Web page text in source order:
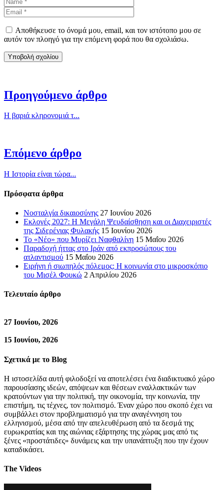
Αποθήκευσε το όνομά μου, email, και τον ιστότοπο μου σε
αυτόν τον πλοηγό για την επόμενη φορά που θα σχολιάσω.
Προηγούμενο άρθρο
Η βαριά κληρονομιά τ...
Επόμενο άρθρο
Η Ιστορία είναι τώρα...
Πρόσφατα άρθρα
Νοσταλγία δικαιοσύνης 27 Ιουνίου 2026
Εκλογές 2027: Η Μεγάλη Ψευδαίσθηση και οι Διαχειριστές
της Σιδερένιας Φυλακής 15 Ιουνίου 2026
Το «Νέο» που Μυρίζει Ναφθαλίνη 15 Μαΐου 2026
Παραδοχή ήττας στο Ιράν από εκπροσώπους του
ατλαντισμού 15 Μαΐου 2026
Ειρήνη ή σιωπηλός πόλεμος; Η κοινωνία στο μικροσκόπιο
του Μισέλ Φουκώ 2 Απριλίου 2026
Τελευταίο άρθρο
27 Ιουνίου, 2026
15 Ιουνίου, 2026
Σχετικά με το Blog
Η ιστοσελίδα αυτή φιλοδοξεί να αποτελέσει ένα διαδικτυακό χώρο
παρουσίασης ιδεών, απόψεων και θέσεων εναλλακτικών των
κρατούντων για την πολιτική, την οικονομία, την κοινωνία, την
επιστήμη, τις τέχνες, τον πολιτισμό. Έναν χώρο που σκοπό έχει να
συμβάλλει στον προβληματισμό για την αναγέννηση του
ελληνισμού, μέσα από την απελευθέρωση από τα δεσμά της
ευρωκρατίας και της αιώνιας εξάρτησης της χώρας μας από τις
ξένες «προστάτιδες» δυνάμεις και την υπανάπτυξη που την έχουν
καταδικάσει.
The Videos